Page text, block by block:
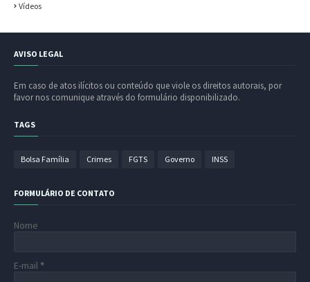
Vídeos
AVISO LEGAL
Em caso de atos ilícitos ou conteúdo que viole os direitos autorais, por
favor nos comunique através do formulário disponibilizado.
TAGS
Bolsa Família Crimes FGTS Governo INSS
FORMULÁRIO DE CONTATO
Nome
E-mail *